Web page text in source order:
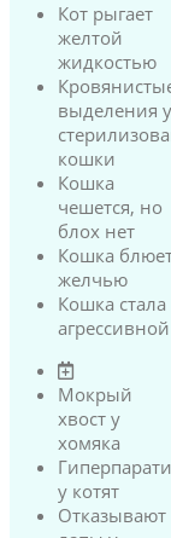
Кот рыгает
желтой
жидкостью
выделения у
кошки
Кошка
чешется, но
блох нет
Кошка
желчью
Кошка стала
агрессивной
Мокрый
хвост у
хомяка
у котят
Отказывают